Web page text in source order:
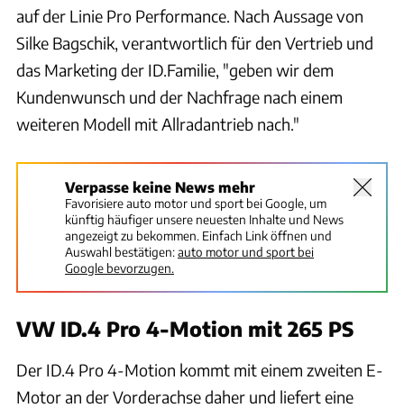
auf der Linie Pro Performance. Nach Aussage von
Silke Bagschik, verantwortlich für den Vertrieb und
das Marketing der ID.Familie, "geben wir dem
Kundenwunsch und der Nachfrage nach einem
weiteren Modell mit Allradantrieb nach."
Verpasse keine News mehr
Favorisiere auto motor und sport bei Google, um
künftig häufiger unsere neuesten Inhalte und News
angezeigt zu bekommen. Einfach Link öffnen und
Auswahl bestätigen:auto motor und sport bei
Google bevorzugen.
VW ID.4 Pro 4-Motion mit 265 PS
Der ID.4 Pro 4-Motion kommt mit einem zweiten E-
Motor an der Vorderachse daher und liefert eine